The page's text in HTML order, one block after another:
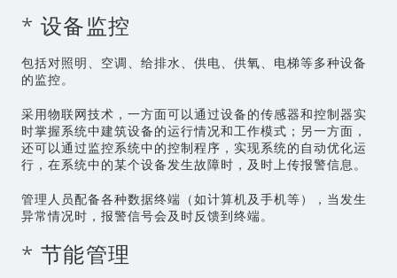
* 设备监控
包括对照明、空调、给排水、供电、供氧、电梯等多种设备
的监控。
采用物联网技术，一方面可以通过设备的传感器和控制器实
时掌握系统中建筑设备的运行情况和工作模式；另一方面，
还可以通过监控系统中的控制程序，实现系统的自动优化运
行，在系统中的某个设备发生故障时，及时上传报警信息。
管理人员配备各种数据终端（如计算机及手机等），当发生
异常情况时，报警信号会及时反馈到终端。
* 节能管理